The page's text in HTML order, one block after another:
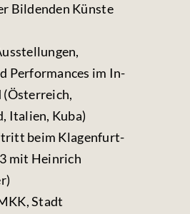
Bildenden Künste
Performances im In-
(Österreich,
Italien, Kuba)
beim Klagenfurt-
mit Heinrich
Stadt